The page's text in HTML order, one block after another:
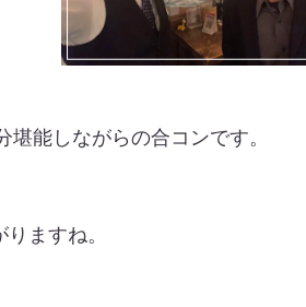
能しながらの合コンです。
ますね。